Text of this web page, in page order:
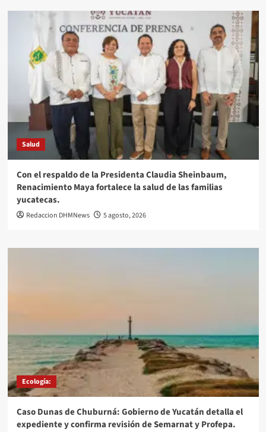
Salud
Con el respaldo de la Presidenta Claudia Sheinbaum,
Renacimiento Maya fortalece la salud de las familias
yucatecas.
Redaccion DHMNews 5 agosto, 2026
Ecología:
Caso Dunas de Chuburná: Gobierno de Yucatán detalla el
expediente y confirma revisión de Semarnat y Profepa.